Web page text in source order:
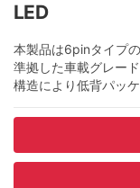
LED
本製品は6pinタイプ
準拠した車載グレー
構造により低背パッ